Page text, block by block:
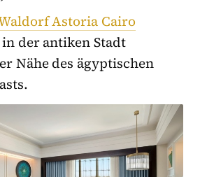
Astoria Cairo
der antiken Stadt
Nähe des ägyptischen